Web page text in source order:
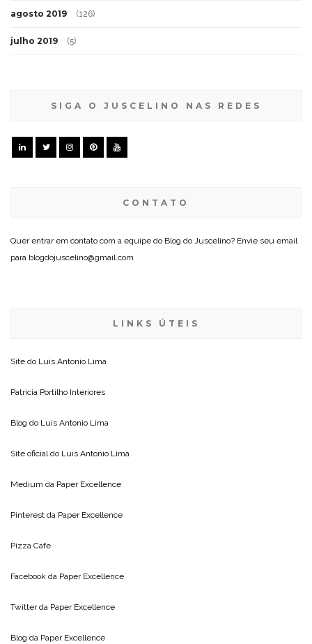
agosto 2019 (126)
julho 2019 (5)
SIGA O JUSCELINO NAS REDES
CONTATO
Quer entrar em contato com a equipe do Blog do Juscelino? Envie seu email
para blogdojuscelino@gmail.com
LINKS ÚTEIS
Site do Luis Antonio Lima
Patricia Portilho Interiores
Blog do Luis Antonio Lima
Site oficial do Luis Antonio Lima
Medium da Paper Excellence
Pinterest da Paper Excellence
Pizza Cafe
Facebook da Paper Excellence
Twitter da Paper Excellence
Blog da Paper Excellence